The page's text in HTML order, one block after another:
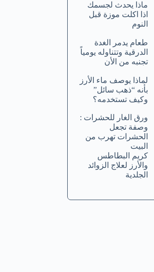
ماذا يحدث لجسمك
اذا اكلت موزة قبل
النوم
طعام يدمر الغدة
الدرقية وتتناوله يومياً
تجنبه من الأن
لماذا يوصف ماء الأرز
بأنه “ذهب سائل”
وكيف تستخدمه؟
ورق الغار للحشرات :
وصفة تجعل
الحشرات تهرب من
البيت
كريم البطاطس
والأرز لعلاج الزوائد
الجلدية